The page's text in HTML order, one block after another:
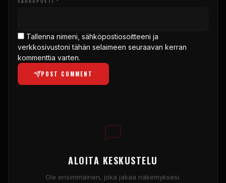
Tallenna nimeni, sähköpostiosoitteeni ja
verkkosivustoni tähän selaimeen seuraavan kerran
kommenttia varten.
POST COMMENT
ALOITA KESKUSTELU
Ole ensimmäinen, joka jakaa näkemyksesi.